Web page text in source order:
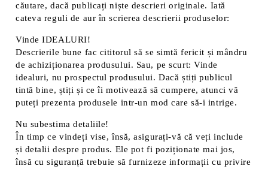
căutare, dacă publicați niște descrieri originale. Iată
cateva reguli de aur în scrierea descrierii produselor:
Vinde IDEALURI!
Descrierile bune fac cititorul să se simtă fericit și mândru
de achiziționarea produsului. Sau, pe scurt: Vinde
idealuri, nu prospectul produsului. Dacă știți publicul
tintă bine, știți și ce îi motivează să cumpere, atunci vă
puteți prezenta produsele intr-un mod care să-i intrige.
Nu subestima detaliile!
În timp ce vindeți vise, însă, asigurați-vă că veți include
și detalii despre produs. Ele pot fi poziționate mai jos,
însă cu siguranță trebuie să furnizeze informații cu privire